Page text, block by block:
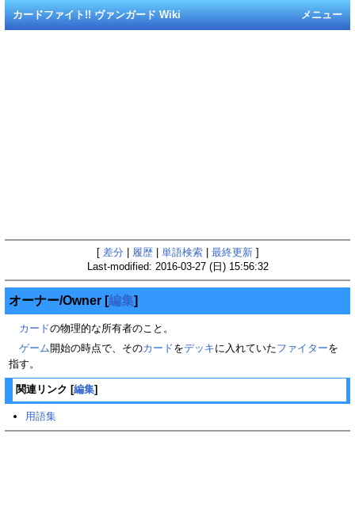
メニュー
カードファイト!! ヴァンガード Wiki
[ 差分 履歴| 単語検索| 最終更新]
Last-modified: 2016-03-27 (日) 15:56:32
オーナー/Owner [編集]
カードの物理的な所有者のこと。
ゲーム開始の時点で、そのカードをデッキに入れていたファイターを
指す。
関連リンク [編集]
用語集